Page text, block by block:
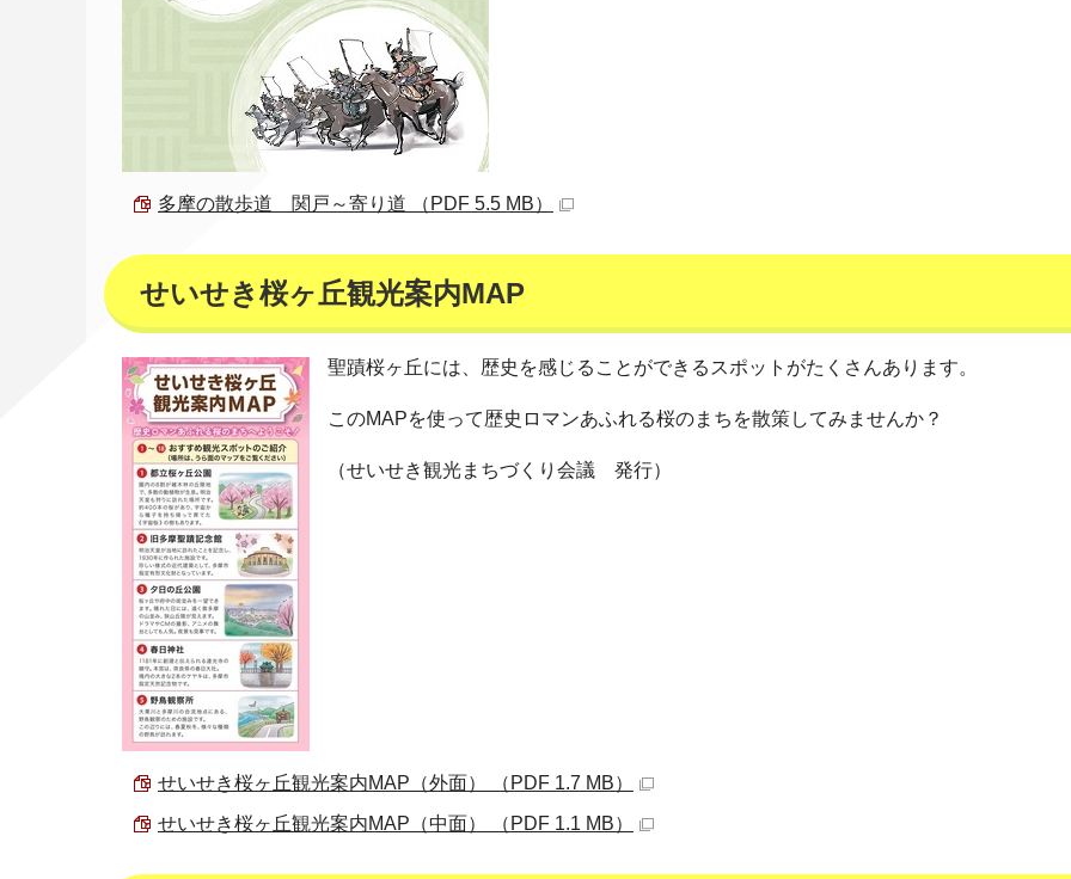
多摩の散歩道 関戸～寄り道 （PDF 5.5 MB）
せいせき桜ヶ丘観光案内MAP
聖蹟桜ヶ丘には、歴史を感じることができるスポットがたくさんあります。
このMAPを使って歴史ロマンあふれる桜のまちを散策してみませんか？
（せいせき観光まちづくり会議 発行）
せいせき桜ヶ丘観光案内MAP（外面） （PDF 1.7 MB）
せいせき桜ヶ丘観光案内MAP（中面） （PDF 1.1 MB）